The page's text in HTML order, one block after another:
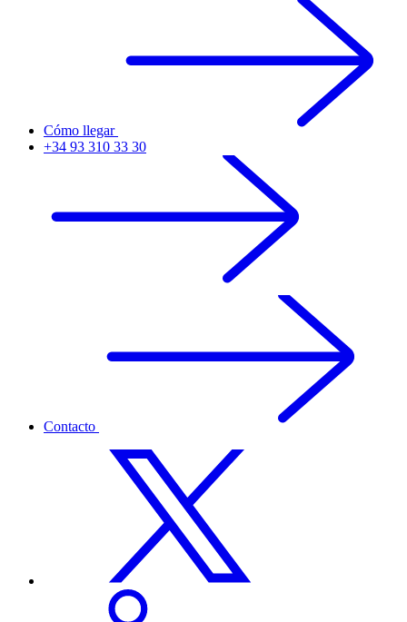
Cómo llegar
+34 93 310 33 30
Contacto